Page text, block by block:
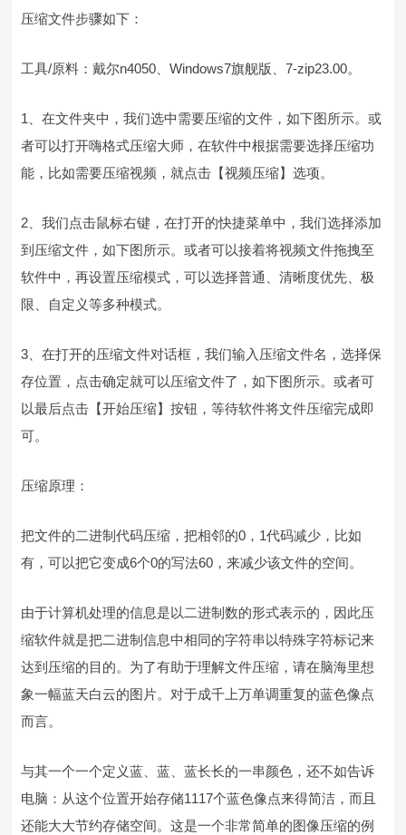
压缩文件步骤如下：
工具/原料：戴尔n4050、Windows7旗舰版、7-zip23.00。
1、在文件夹中，我们选中需要压缩的文件，如下图所示。或
者可以打开嗨格式压缩大师，在软件中根据需要选择压缩功
能，比如需要压缩视频，就点击【视频压缩】选项。
2、我们点击鼠标右键，在打开的快捷菜单中，我们选择添加
到压缩文件，如下图所示。或者可以接着将视频文件拖拽至
软件中，再设置压缩模式，可以选择普通、清晰度优先、极
限、自定义等多种模式。
3、在打开的压缩文件对话框，我们输入压缩文件名，选择保
存位置，点击确定就可以压缩文件了，如下图所示。或者可
以最后点击【开始压缩】按钮，等待软件将文件压缩完成即
可。
压缩原理：
把文件的二进制代码压缩，把相邻的0，1代码减少，比如
有，可以把它变成6个0的写法60，来减少该文件的空间。
由于计算机处理的信息是以二进制数的形式表示的，因此压
缩软件就是把二进制信息中相同的字符串以特殊字符标记来
达到压缩的目的。为了有助于理解文件压缩，请在脑海里想
象一幅蓝天白云的图片。对于成千上万单调重复的蓝色像点
而言。
与其一个一个定义蓝、蓝、蓝长长的一串颜色，还不如告诉
电脑：从这个位置开始存储1117个蓝色像点来得简洁，而且
还能大大节约存储空间。这是一个非常简单的图像压缩的例